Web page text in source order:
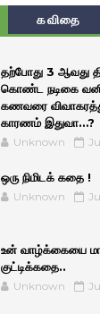
கவிதை
தற்போது 3 ஆவது
கொண்ட நடிகை
கணவரை
காரணம் இதுவா…?
Unknown
ஒரு நிமிடக் கதை !
Unknown
உன் வாழ்க்கையை
குட்டிக்கதை..
Unknown